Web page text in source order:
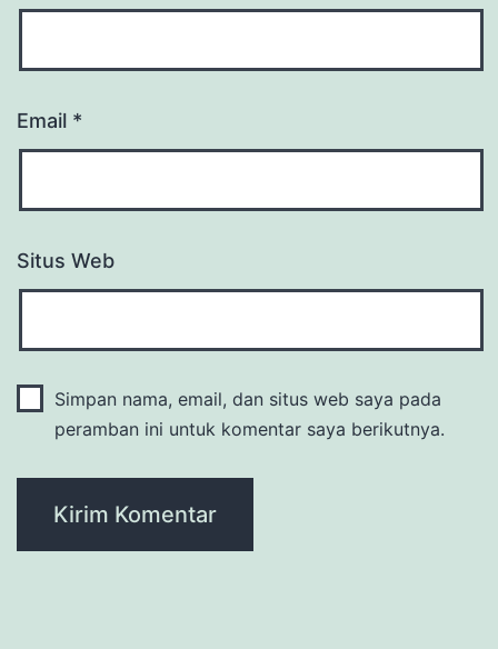
Email *
Situs Web
Simpan nama, email, dan situs web saya pada
peramban ini untuk komentar saya berikutnya.